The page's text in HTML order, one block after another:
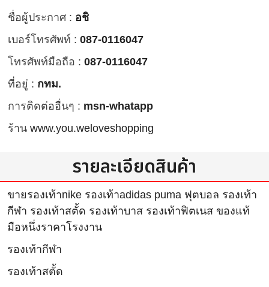
ชื่อผู้ประกาศ : อชิ
เบอร์โทรศัพท์ : 087-0116047
โทรศัพท์มือถือ : 087-0116047
ที่อยู่ : กทม.
การติดต่ออื่นๆ : msn-whatapp
ร้าน www.you.weloveshopping
รายละเอียดสินค้า
ขายรองเท้าnike รองเท้าadidas puma ฟุตบอล รองเท้า
กีฬา รองเท้าสตั้ด รองเท้าบาส รองเท้าฟิตเนส ของแท้
มือหนึ่งราคาโรงงาน
รองเท้ากีฬา
รองเท้าสตั้ด